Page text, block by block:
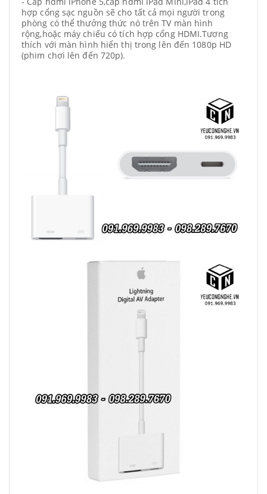
hợp cổng sạc nguồn sẽ cho tất cả mọi người trong
phòng có thể thưởng thức nó trên TV màn hình
rộng,hoặc máy chiếu có tích hợp cổng HDMI.Tương
thích với màn hình hiển thị trong lên đến 1080p HD
(phim chơi lên đến 720p).